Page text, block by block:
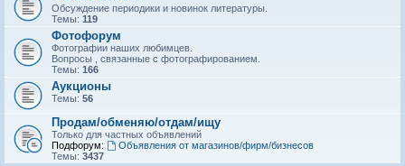
Обсуждение периодики и новинок литературы.
Темы: 119
Фотофорум
Фотографии наших любимцев.
Вопросы , связанные с фотографированием.
Темы: 166
Аукционы
Темы: 56
Продам/обменяю/отдам/ищу
Только для частных объявлений
Подфорум:
Объявления от магазинов/фирм/бизнесов
Темы: 3437